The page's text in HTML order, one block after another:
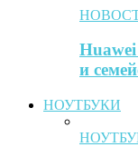
и
НОУТБУКИ